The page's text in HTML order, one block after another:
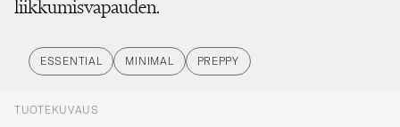
liikkumisvapauden.
ESSENTIAL MINIMAL PREPPY
TUOTEKUVAUS